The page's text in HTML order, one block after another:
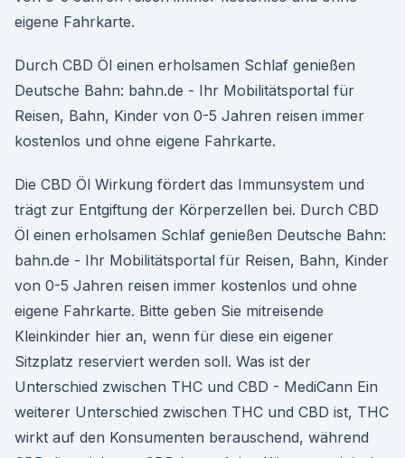
eigene Fahrkarte.
Durch CBD Öl einen erholsamen Schlaf genießen
Deutsche Bahn: bahn.de - Ihr Mobilitätsportal für
Reisen, Bahn, Kinder von 0-5 Jahren reisen immer
kostenlos und ohne eigene Fahrkarte.
Die CBD Öl Wirkung fördert das Immunsystem und
trägt zur Entgiftung der Körperzellen bei. Durch CBD
Öl einen erholsamen Schlaf genießen Deutsche Bahn:
bahn.de - Ihr Mobilitätsportal für Reisen, Bahn, Kinder
von 0-5 Jahren reisen immer kostenlos und ohne
eigene Fahrkarte. Bitte geben Sie mitreisende
Kleinkinder hier an, wenn für diese ein eigener
Sitzplatz reserviert werden soll. Was ist der
Unterschied zwischen THC und CBD - MediCann Ein
weiterer Unterschied zwischen THC und CBD ist, THC
wirkt auf den Konsumenten berauschend, während